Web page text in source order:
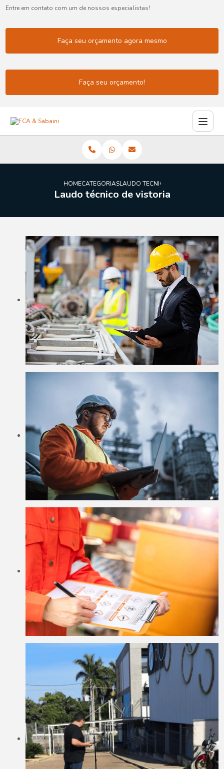
Entre em contato com um de nossos especialistas!
Faça seu orçamento agora mesmo
Faça seu orçamento!
HOMECATEGORIASLAUDO TECNICO VISTORIA
Laudo técnico de vistoria